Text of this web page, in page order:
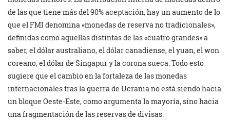
de las que tiene más del 90% aceptación, hay un aumento de lo
que el FMI denomina «monedas de reserva no tradicionales»,
definidas como aquellas distintas de las «cuatro grandes» a
saber, el dólar australiano, el dólar canadiense, el yuan, el won
coreano, el dólar de Singapur y la corona sueca. Todo esto
sugiere que el cambio en la fortaleza de las monedas
internacionales tras la guerra de Ucrania no está siendo hacia
un bloque Oeste-Este, como argumenta la mayoría, sino hacia
una fragmentación de las reservas de divisas.